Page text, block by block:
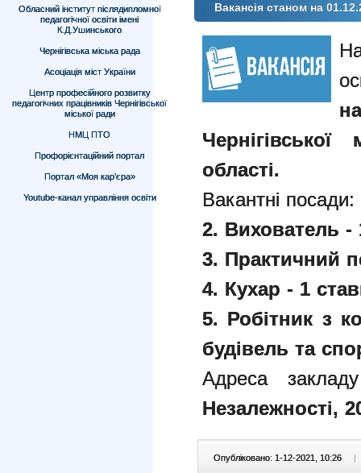
Обласний інститут післядипломної
педагогічної освіти імені
К.Д.Ушинського
Чернігівська міська рада
Асоціація міст України
Центр професійного розвитку
педагогічних працівників Чернігівської
міської ради
НМЦ ПТО
Профорієнтаційний портал
Портал «Моя кар’єра»
Youtube-канал управління освіти
Вакансія станом на
Чернігівської
області.
Вакантні посади:
2. Вихователь -
3. Практичний
4. Кухар - 1
5. Робітник з
будівель та
Адреса
Незалежності,
Опубліковано: 1-12-2021, 10:26 |